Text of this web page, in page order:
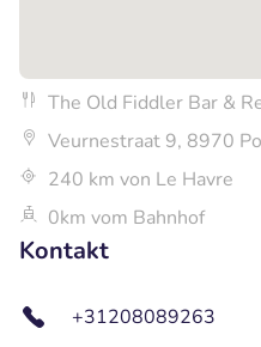
The Old Fiddler Bar &
Veurnestraat 9, 8970
240 km von Le Havre
0km vom Bahnhof
Kontakt
+31208089263